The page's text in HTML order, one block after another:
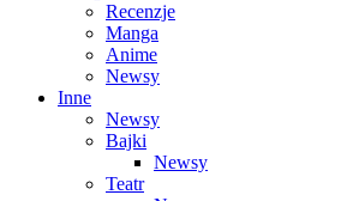
Recenzje
Manga
Anime
Newsy
Inne
Newsy
Bajki
Newsy
Teatr